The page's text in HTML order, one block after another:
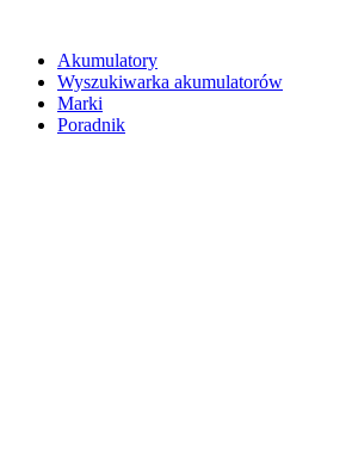
Akumulatory
Wyszukiwarka akumulatorów
Marki
Poradnik